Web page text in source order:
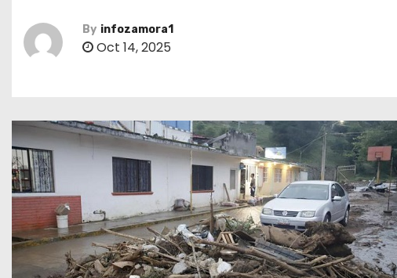
By infozamora1
Oct 14, 2025